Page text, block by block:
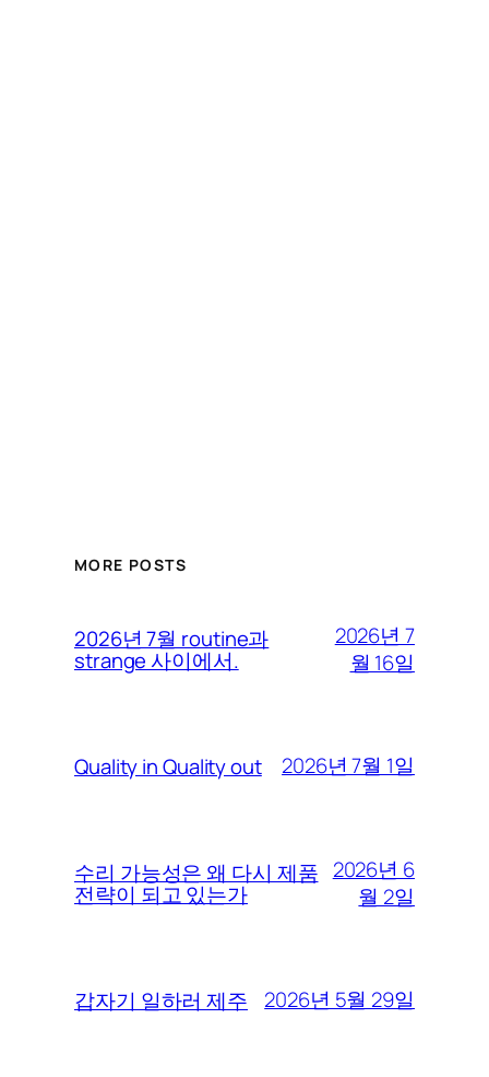
MORE POSTS
2026년 7월 routine과
strange 사이에서.
2026년 7
월 16일
Quality in Quality out 2026년 7월 1일
수리 가능성은 왜 다시 제품
전략이 되고 있는가
2026년 6
월 2일
갑자기 일하러 제주 2026년 5월 29일